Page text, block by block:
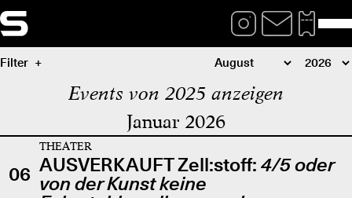
Filter
Events von 2025 anzeigen
Januar 2026
06
THEATER
AUSVERKAUFT Zell:stoff: 4/5 oder
von der Kunst keine